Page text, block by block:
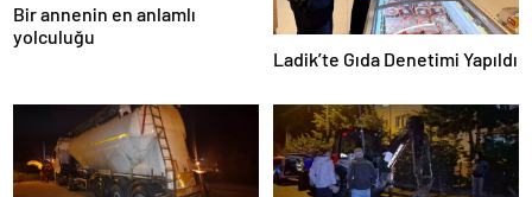
Bir annenin en anlamlı
yolculuğu
Ladik’te Gıda Denetimi Yapıldı